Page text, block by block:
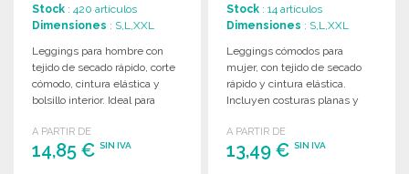
Stock : 420 artículos
Dimensiones : S,L,XXL
Leggings para hombre con
tejido de secado rápido, corte
cómodo, cintura elástica y
bolsillo interior. Ideal para
A PARTIR DE
14,85 € SIN IVA
Stock : 14 artículos
Dimensiones : S,L,XXL
Leggings cómodos para
mujer, con tejido de secado
rápido y cintura elástica.
Incluyen costuras planas y
A PARTIR DE
13,49 €SIN IVA